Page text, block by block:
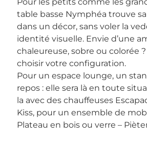
table basse Nymphéa trouve
dans un décor, sans voler la
identité visuelle. Envie d’une
chaleureuse, sobre ou colorée
choisir votre configuration.
Pour un espace lounge, un
repos : elle sera là en toute
la avec des chauffeuses
Kiss, pour un ensemble de
Plateau en bois ou verre –